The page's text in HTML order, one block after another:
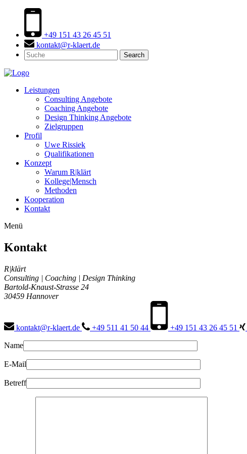
+49 151 43 26 45 51
kontakt@r-klaert.de
Search
Leistungen
Consulting Angebote
Coaching Angebote
Design Thinking Angebote
Zielgruppen
Profil
Uwe Rissiek
Qualifikationen
Konzept
Warum R|klärt
Kollege|Mensch
Methoden
Kooperation
Kontakt
Menü
Kontakt
R|klärt
Consulting | Coaching | Design Thinking
Bartold-Knaust-Strasse 24
30459 Hannover
kontakt@r-klaert.de +49 511 41 50 44 +49 151 43 26 45 51
Name
E-Mail
Betreff